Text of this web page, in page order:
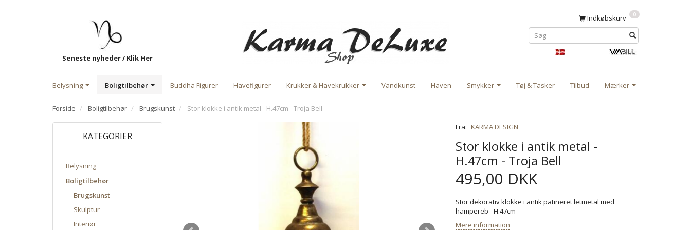
Seneste nyheder / Klik Her
Indkøbskurv 0
Belysning Boligtilbehør Buddha Figurer Havefigurer Krukker & Havekrukker Vandkunst Haven Smykker Tøj & Tasker Tilbud Mærker
Forside Boligtilbehør Brugskunst Stor klokke i antik metal - H.47cm - Troja Bell
KATEGORIER
Belysning
Boligtilbehør
Brugskunst
Skulptur
Interiør
Fra: KARMA DESIGN
Stor klokke i antik metal -
H.47cm - Troja Bell
495,00 DKK
Stor dekorativ klokke i antik patineret letmetal med
hampereb - H.47cm
Mere information